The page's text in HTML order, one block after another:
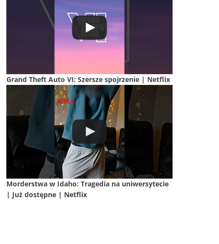
Grand Theft Auto VI: Szersze spojrzenie | Netflix
Morderstwa w Idaho: Tragedia na uniwersytecie
| Już dostępne | Netflix